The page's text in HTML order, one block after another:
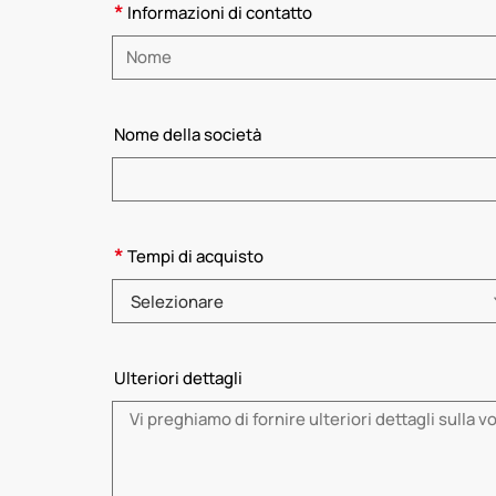
* Informazioni di contatto
Nome della società
*Tempi di acquisto
Ulteriori dettagli